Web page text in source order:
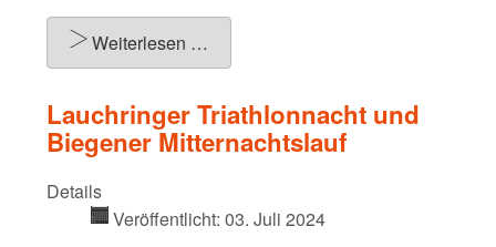
Weiterlesen …
Lauchringer Triathlonnacht und
Biegener Mitternachtslauf
Details
Veröffentlicht: 03. Juli 2024